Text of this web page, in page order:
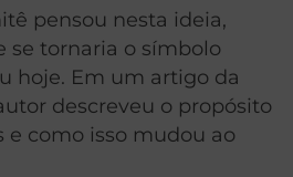
pensou nesta ideia,
se tornaria o símbolo
hoje. Em um artigo da
descreveu o propósito
e como isso mudou ao